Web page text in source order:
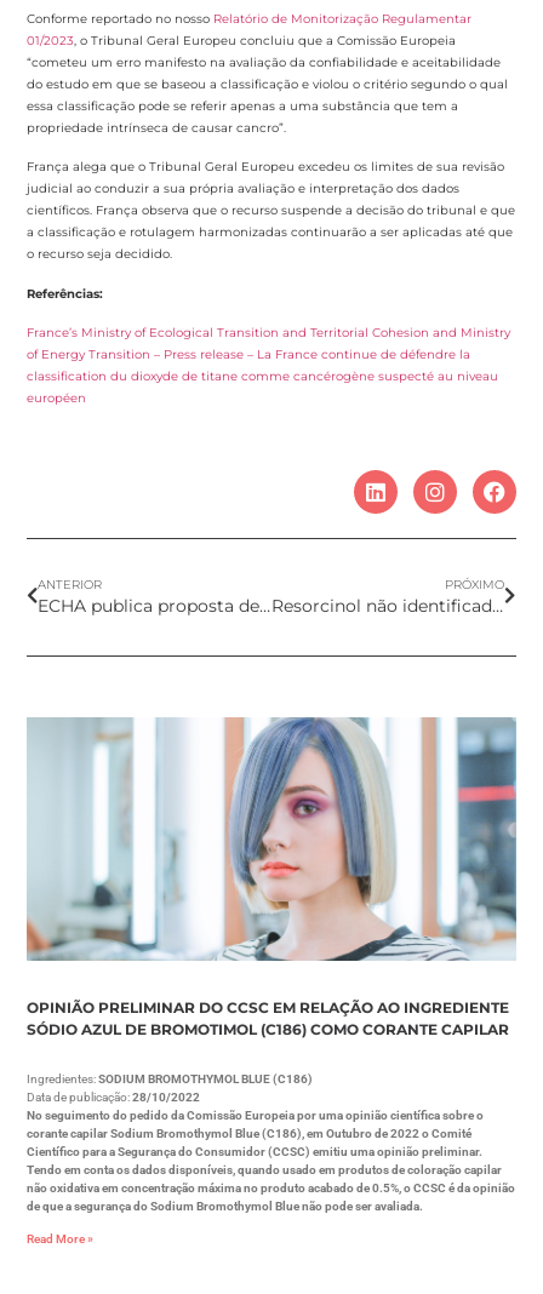
Conforme reportado no nosso Relatório de Monitorização Regulamentar
01/2023, o Tribunal Geral Europeu concluiu que a Comissão Europeia
“cometeu um erro manifesto na avaliação da confiabilidade e aceitabilidade
do estudo em que se baseou a classificação e violou o critério segundo o qual
essa classificação pode se referir apenas a uma substância que tem a
propriedade intrínseca de causar cancro”.
França alega que o Tribunal Geral Europeu excedeu os limites de sua revisão
judicial ao conduzir a sua própria avaliação e interpretação dos dados
científicos. França observa que o recurso suspende a decisão do tribunal e que
a classificação e rotulagem harmonizadas continuarão a ser aplicadas até que
o recurso seja decidido.
Referências:
France’s Ministry of Ecological Transition and Territorial Cohesion and Ministry
of Energy Transition – Press release – La France continue de défendre la
classification du dioxyde de titane comme cancérogène suspecté au niveau
européen
ANTERIOR
ECHA publica proposta de restrição de PFAS
PRÓXIMO
Resorcinol não identificado como substância de alta preocupação de acordo com o REACH
OPINIÃO PRELIMINAR DO CCSC EM RELAÇÃO AO INGREDIENTE
SÓDIO AZUL DE BROMOTIMOL (C186) COMO CORANTE CAPILAR
Ingredientes:SODIUM BROMOTHYMOL BLUE (C186)
Data de publicação:28/10/2022
No seguimento do pedido da Comissão Europeia por uma opinião científica sobre o
corante capilar Sodium Bromothymol Blue (C186), em Outubro de 2022 o Comité
Científico para a Segurança do Consumidor (CCSC) emitiu uma opinião preliminar.
Tendo em conta os dados disponíveis, quando usado em produtos de coloração capilar
não oxidativa em concentração máxima no produto acabado de 0.5%, o CCSC é da opinião
de que a segurança do Sodium Bromothymol Blue não pode ser avaliada.
Read More »